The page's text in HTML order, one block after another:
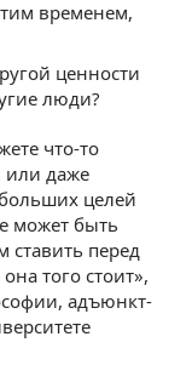
временем,
ценности
люди?
что-то
или даже
целей
может быть
ставить перед
того стоит»,
адъюнкт-